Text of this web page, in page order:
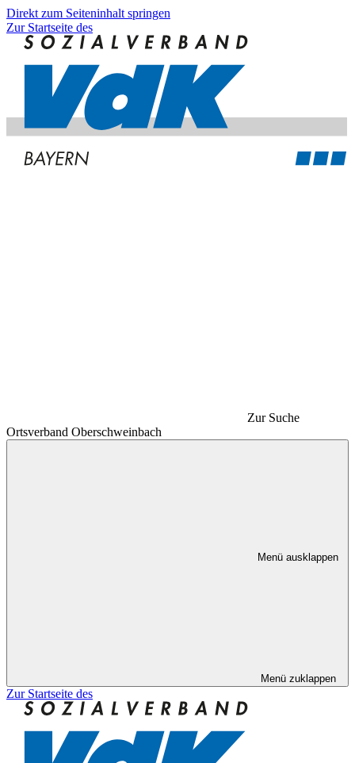
Direkt zum Seiteninhalt springen
Zur Startseite des
Zur Suche
Ortsverband Oberschweinbach
Menü ausklappen
Menü zuklappen
Zur Startseite des